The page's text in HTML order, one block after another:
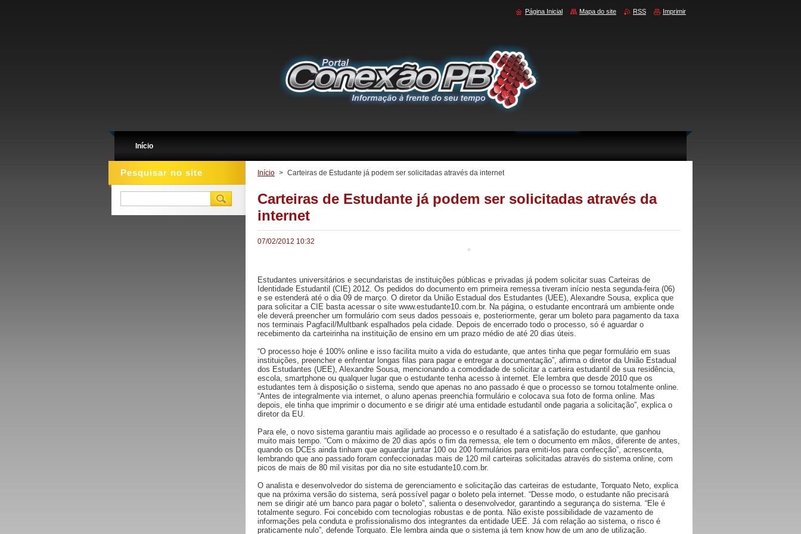
Início
Início > Carteiras de Estudante já podem ser solicitadas através da internet
Carteiras de Estudante já podem ser solicitadas através da
internet
07/02/2012 10:32
Estudantes universitários e secundaristas de instituições públicas e privadas já podem solicitar suas Carteiras de
Identidade Estudantil (CIE) 2012. Os pedidos do documento em primeira remessa tiveram início nesta segunda-feira (06)
e se estenderá até o dia 09 de março. O diretor da União Estadual dos Estudantes (UEE), Alexandre Sousa, explica que
para solicitar a CIE basta acessar o site www.estudante10.com.br. Na página, o estudante encontrará um ambiente onde
ele deverá preencher um formulário com seus dados pessoais e, posteriormente, gerar um boleto para pagamento da taxa
nos terminais Pagfacil/Multbank espalhados pela cidade. Depois de encerrado todo o processo, só é aguardar o
recebimento da carteirinha na instituição de ensino em um prazo médio de até 20 dias úteis.
“O processo hoje é 100% online e isso facilita muito a vida do estudante, que antes tinha que pegar formulário em suas
instituições, preencher e enfrentar longas filas para pagar e entregar a documentação”, afirma o diretor da União Estadual
dos Estudantes (UEE), Alexandre Sousa, mencionando a comodidade de solicitar a carteira estudantil de sua residência,
escola, smartphone ou qualquer lugar que o estudante tenha acesso à internet. Ele lembra que desde 2010 que os
estudantes tem à disposição o sistema, sendo que apenas no ano passado é que o processo se tornou totalmente online.
“Antes de integralmente via internet, o aluno apenas preenchia formulário e colocava sua foto de forma online. Mas
depois, ele tinha que imprimir o documento e se dirigir até uma entidade estudantil onde pagaria a solicitação”, explica o
diretor da EU.
Para ele, o novo sistema garantiu mais agilidade ao processo e o resultado é a satisfação do estudante, que ganhou
muito mais tempo. “Com o máximo de 20 dias após o fim da remessa, ele tem o documento em mãos, diferente de antes,
quando os DCEs ainda tinham que aguardar juntar 100 ou 200 formulários para emiti-los para confecção”, acrescenta,
lembrando que ano passado foram confeccionadas mais de 120 mil carteiras solicitadas através do sistema online, com
picos de mais de 80 mil visitas por dia no site estudante10.com.br.
O analista e desenvolvedor do sistema de gerenciamento e solicitação das carteiras de estudante, Torquato Neto, explica
que na próxima versão do sistema, será possível pagar o boleto pela internet. “Desse modo, o estudante não precisará
nem se dirigir até um banco para pagar o boleto”, salienta o desenvolvedor, garantindo a segurança do sistema. “Ele é
totalmente seguro. Foi concebido com tecnologias robustas e de ponta. Não existe possibilidade de vazamento de
informações pela conduta e profissionalismo dos integrantes da entidade UEE. Já com relação ao sistema, o risco é
praticamente nulo”, defende Torquato. Ele lembra ainda que o sistema já tem know how de um ano de utilização.
Pesquisar no site
Página Inicial Mapa do site RSS Imprimir